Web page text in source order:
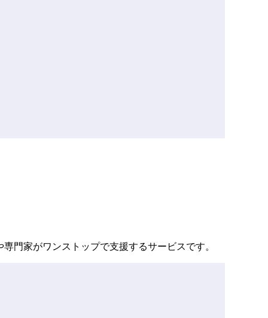
門家がワンストップで支援するサービスです。